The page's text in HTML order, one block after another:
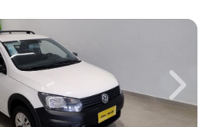
Next